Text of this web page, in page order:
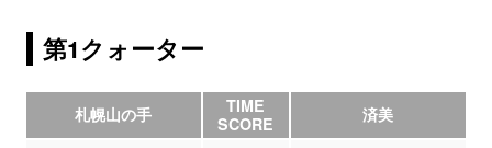
第1クォーター
札幌山の手
TIME
SCORE
済美